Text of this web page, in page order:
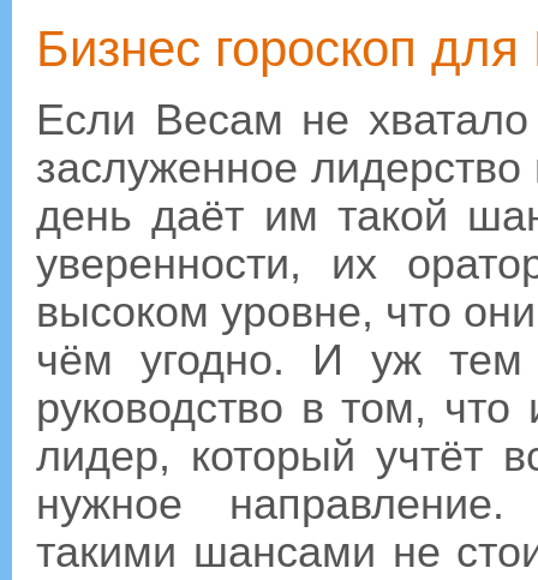
Бизнес гороскоп
Если Весам не
заслуженное
день даёт им такой
уверенности, их
высоком уровне, что
чём угодно. И уж
руководство в том,
лидер, который учтёт
нужное
такими шансами не